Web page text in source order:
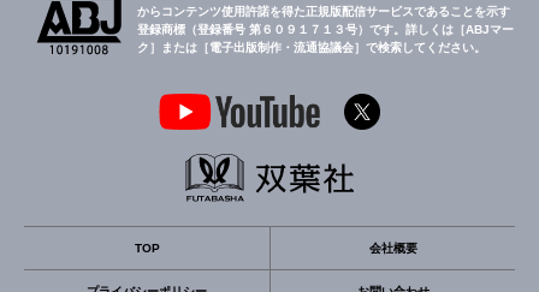
からコンテンツ使用許諾を得た正規版配信サービスであることを示す
登録商標（登録番号 第６０９１７１３号）です。詳しくは［ABJマー
ク］または［電子出版制作・流通協議会］で検索してください。
TOP 会社概要